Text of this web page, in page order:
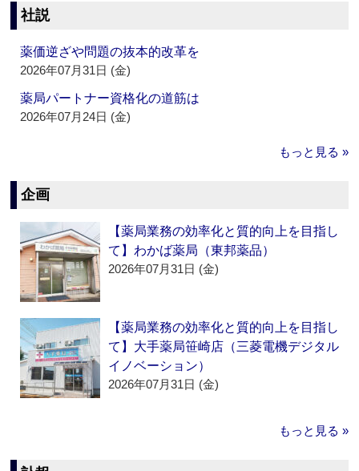
社説
薬価逆ざや問題の抜本的改革を
2026年07月31日 (金)
薬局パートナー資格化の道筋は
2026年07月24日 (金)
もっと見る »
企画
【薬局業務の効率化と質的向上を目指し
て】わかば薬局（東邦薬品）
2026年07月31日 (金)
【薬局業務の効率化と質的向上を目指し
て】大手薬局笹崎店（三菱電機デジタル
イノベーション）
2026年07月31日 (金)
もっと見る »